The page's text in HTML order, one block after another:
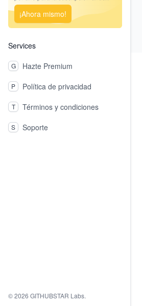
¡Ahora mismo!
Services
G Hazte Premium
P Política de privacidad
T Términos y condiciones
S Soporte
© 2026 GITHUBSTAR Labs.